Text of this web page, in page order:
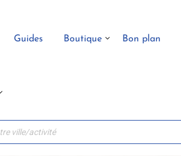
Guides Boutique Bon plan